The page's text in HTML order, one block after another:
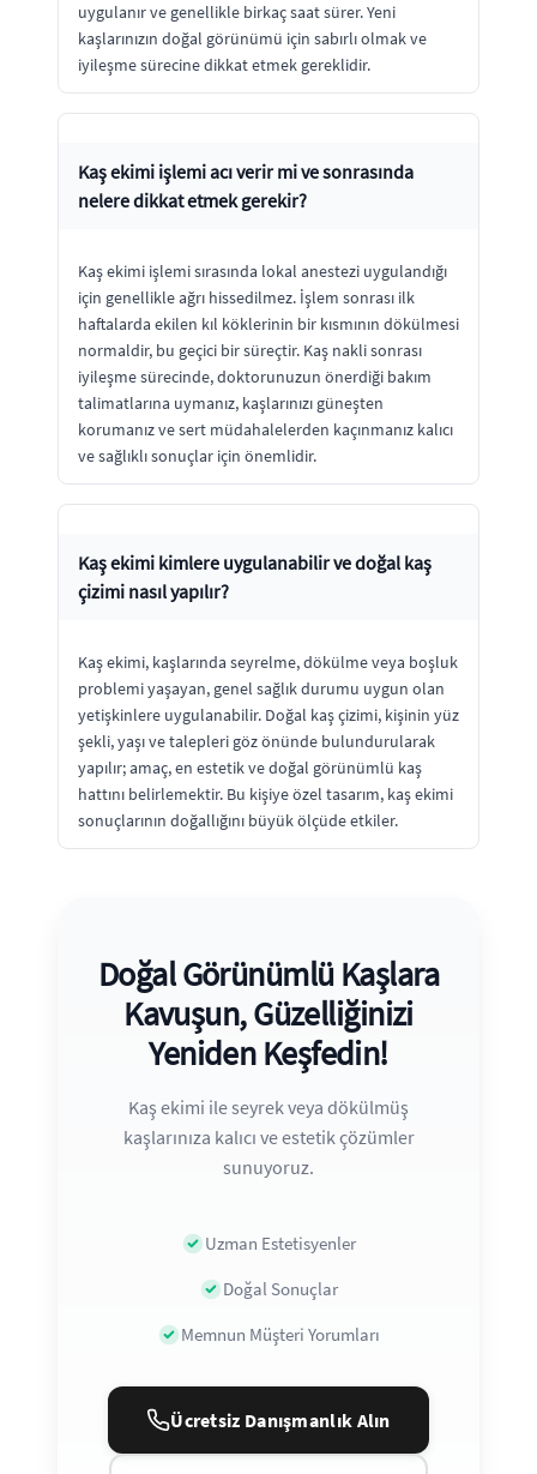
uygulanır ve genellikle birkaç saat sürer. Yeni
kaşlarınızın doğal görünümü için sabırlı olmak ve
iyileşme sürecine dikkat etmek gereklidir.
Kaş ekimi işlemi acı verir mi ve sonrasında
nelere dikkat etmek gerekir?
Kaş ekimi işlemi sırasında lokal anestezi uygulandığı
için genellikle ağrı hissedilmez. İşlem sonrası ilk
haftalarda ekilen kıl köklerinin bir kısmının dökülmesi
normaldir, bu geçici bir süreçtir. Kaş nakli sonrası
iyileşme sürecinde, doktorunuzun önerdiği bakım
talimatlarına uymanız, kaşlarınızı güneşten
korumanız ve sert müdahalelerden kaçınmanız kalıcı
ve sağlıklı sonuçlar için önemlidir.
Kaş ekimi kimlere uygulanabilir ve doğal kaş
çizimi nasıl yapılır?
Kaş ekimi, kaşlarında seyrelme, dökülme veya boşluk
problemi yaşayan, genel sağlık durumu uygun olan
yetişkinlere uygulanabilir. Doğal kaş çizimi, kişinin yüz
şekli, yaşı ve talepleri göz önünde bulundurularak
yapılır; amaç, en estetik ve doğal görünümlü kaş
hattını belirlemektir. Bu kişiye özel tasarım, kaş ekimi
sonuçlarının doğallığını büyük ölçüde etkiler.
Doğal Görünümlü Kaşlara
Kavuşun, Güzelliğinizi
Yeniden Keşfedin!
Kaş ekimi ile seyrek veya dökülmüş
kaşlarınıza kalıcı ve estetik çözümler
sunuyoruz.
Uzman Estetisyenler
Doğal Sonuçlar
Memnun Müşteri Yorumları
Ücretsiz Danışmanlık Alın